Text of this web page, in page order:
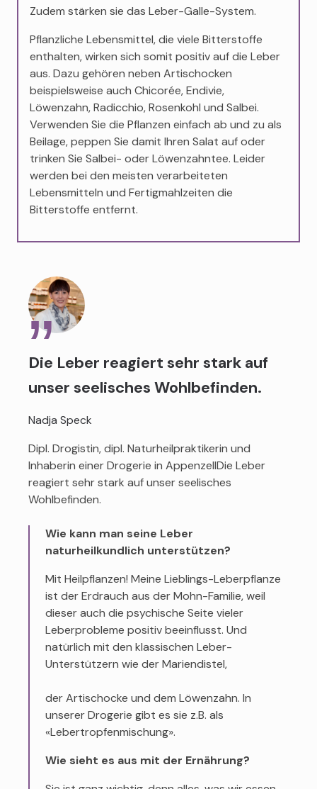
Zudem stärken sie das Leber-Galle-System.
Pflanzliche Lebensmittel, die viele Bitterstoffe
enthalten, wirken sich somit positiv auf die Leber
aus. Dazu gehören neben Artischocken
beispielsweise auch Chicorée, Endivie,
Löwenzahn, Radicchio, Rosenkohl und Salbei.
Verwenden Sie die Pflanzen einfach ab und zu als
Beilage, peppen Sie damit Ihren Salat auf oder
trinken Sie Salbei- oder Löwenzahntee. Leider
werden bei den meisten verarbeiteten
Lebensmitteln und Fertigmahlzeiten die
Bitterstoffe entfernt.
Die Leber reagiert sehr stark auf
unser seelisches Wohlbefinden.
Nadja Speck
Dipl. Drogistin, dipl. Naturheilpraktikerin und
Inhaberin einer Drogerie in AppenzellDie Leber
reagiert sehr stark auf unser seelisches
Wohlbefinden.
Wie kann man seine Leber
naturheilkundlich unterstützen?
Mit Heilpflanzen! Meine Lieblings-Leberpflanze
ist der Erdrauch aus der Mohn-Familie, weil
dieser auch die psychische Seite vieler
Leberprobleme positiv beeinflusst. Und
natürlich mit den klassischen Leber-
Unterstützern wie der Mariendistel,
der Artischocke und dem Löwenzahn. In
unserer Drogerie gibt es sie z.B. als
«Lebertropfenmischung».
Wie sieht es aus mit der Ernährung?